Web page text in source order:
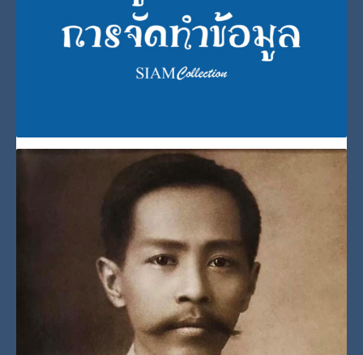
สมเด็จพระศรีนครินท
พระราชประวัติสมเด็จพระกนิษฐาธิราชเจ้า กรมสมเด็จ
พระเทพรัตนราชสุดาฯ สยามบรมราชกุมารี
Post Views: 863
สมเด็จพระกนิษฐาธิราชเจ้า